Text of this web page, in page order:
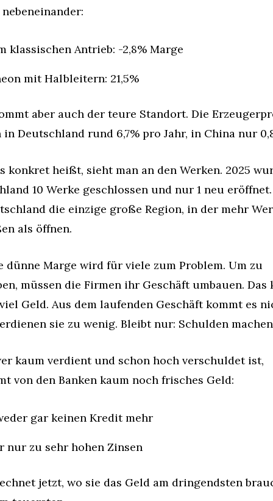
klassischen Antrieb: -2,8% Marge
mit Halbleitern: 21,5%
aber auch der teure Standort. Die
Deutschland rund 6,7% pro Jahr, in China nur
konkret heißt, sieht man an den Werken. 2025
10 Werke geschlossen und nur 1 neu
die einzige große Region, in der mehr
als öffnen.
dünne Marge wird für viele zum Problem. Um zu
müssen die Firmen ihr Geschäft umbauen. Das
Geld. Aus dem laufenden Geschäft kommt es
sie zu wenig. Bleibt nur: Schulden
kaum verdient und schon hoch verschuldet ist,
von den Banken kaum noch frisches Geld:
gar keinen Kredit mehr
nur zu sehr hohen Zinsen
jetzt, wo sie das Geld am dringendsten